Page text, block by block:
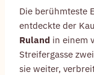
Die berühmteste
entdeckte der
Ruland in einem
Streifergasse
sie weiter,